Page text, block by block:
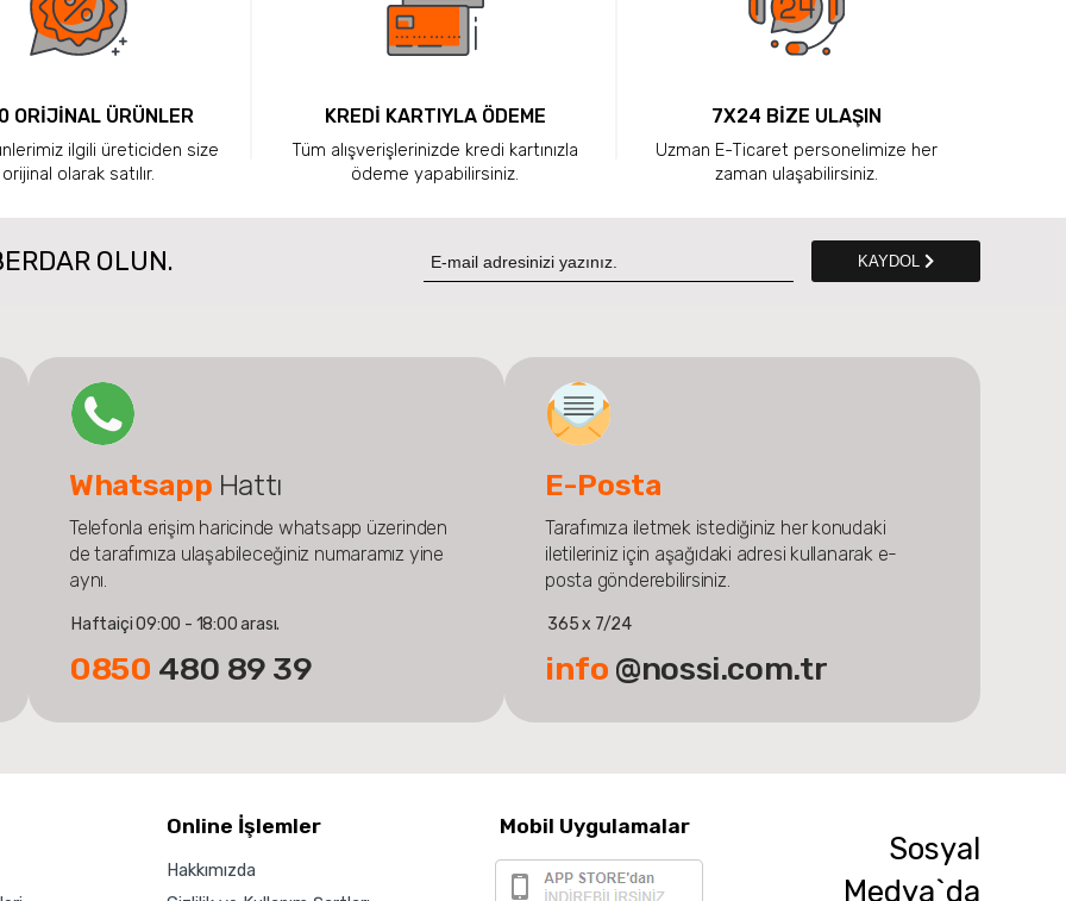
ORİJİNAL ÜRÜNLER
ilgili üreticiden size
orijinal olarak satılır.
KREDİ KARTIYLA ÖDEME
Tüm alışverişlerinizde kredi kartınızla
ödeme yapabilirsiniz.
7X24 BİZE ULAŞIN
Uzman E-Ticaret personelimize her
zaman ulaşabilirsiniz.
OLUN. KAYDOL
Whatsapp Hattı
Telefonla erişim haricinde whatsapp üzerinden
de tarafımıza ulaşabileceğiniz numaramız yine
aynı.
Haftaiçi 09:00 - 18:00 arası.
0850 480 89 39
E-Posta
Tarafımıza iletmek istediğiniz her konudaki
iletileriniz için aşağıdaki adresi kullanarak e-
posta gönderebilirsiniz.
365 x 7/24
info @nossi.com.tr
Online İşlemler
Hakkımızda
Mobil Uygulamalar
Sosyal
Medya`da